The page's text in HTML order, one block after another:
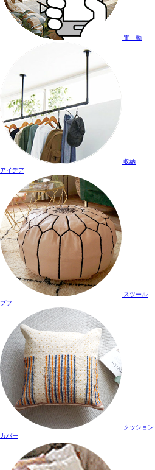
電 動
収納
アイデア
スツール
プフ
クッション
カバー